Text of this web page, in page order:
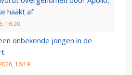
haakt af
16:20
onbekende jongen in de
16:19